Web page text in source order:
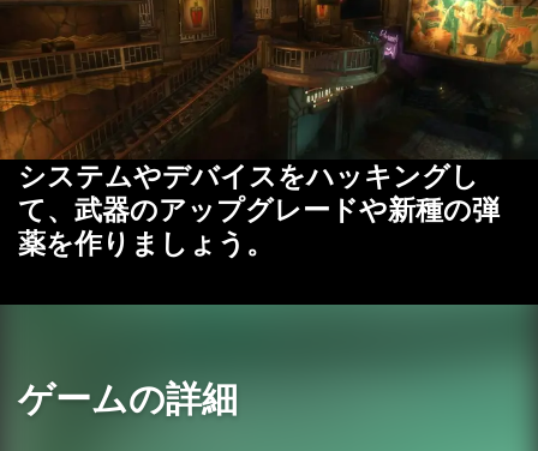
システムやデバイスをハッキングし
て、武器のアップグレードや新種の弾
薬を作りましょう。
ゲームの詳細